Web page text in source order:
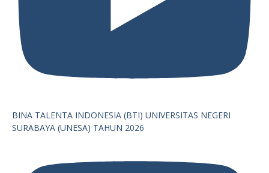
BINA TALENTA INDONESIA (BTI) UNIVERSITAS NEGERI
SURABAYA (UNESA) TAHUN 2026